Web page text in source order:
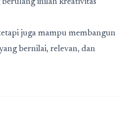
berulang inilah kreativitas
juga mampu membangun
bernilai, relevan, dan